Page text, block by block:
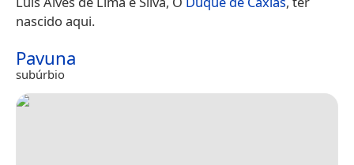
nascido aqui.
Pavuna
subúrbio